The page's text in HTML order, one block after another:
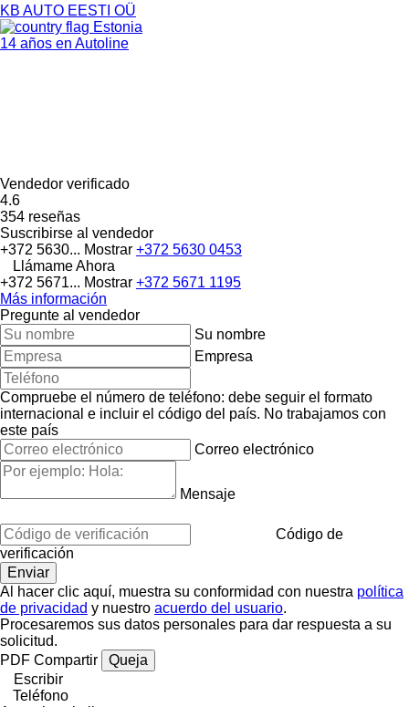
KB AUTO EESTI OÜ
Estonia
14 años en Autoline
Vendedor verificado
4.6
354 reseñas
Suscribirse al vendedor
+372 5630... Mostrar +372 5630 0453
Llámame Ahora
+372 5671... Mostrar +372 5671 1195
Más información
Pregunte al vendedor
Su nombre
Empresa
Compruebe el número de teléfono: debe seguir el formato
internacional e incluir el código del país. No trabajamos con
este país
Correo electrónico
Mensaje
Código de
verificación
Al hacer clic aquí, muestra su conformidad con nuestra política
de privacidad y nuestro acuerdo del usuario.
Procesaremos sus datos personales para dar respuesta a su
solicitud.
PDF Compartir
Queja
Escribir
Teléfono